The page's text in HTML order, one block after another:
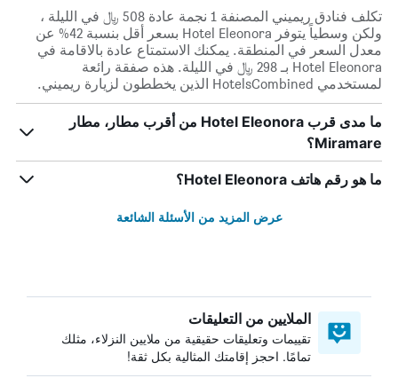
تكلف فنادق ريميني المصنفة 1 نجمة عادة 508 ﷼ في الليلة ،
ولكن وسطياً يتوفر Hotel Eleonora بسعر أقل بنسبة 42% عن
معدل السعر في المنطقة. يمكنك الاستمتاع عادة بالاقامة في
Hotel Eleonora بـ 298 ﷼ في الليلة. هذه صفقة رائعة
لمستخدمي HotelsCombined الذين يخططون لزيارة ريميني.
ما مدى قرب Hotel Eleonora من أقرب مطار، مطار
Miramare؟
ما هو رقم هاتف Hotel Eleonora؟
عرض المزيد من الأسئلة الشائعة
الملايين من التعليقات
تقييمات وتعليقات حقيقية من ملايين النزلاء، مثلك
تمامًا. احجز إقامتك المثالية بكل ثقة!